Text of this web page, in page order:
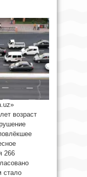
возраст
266
стало